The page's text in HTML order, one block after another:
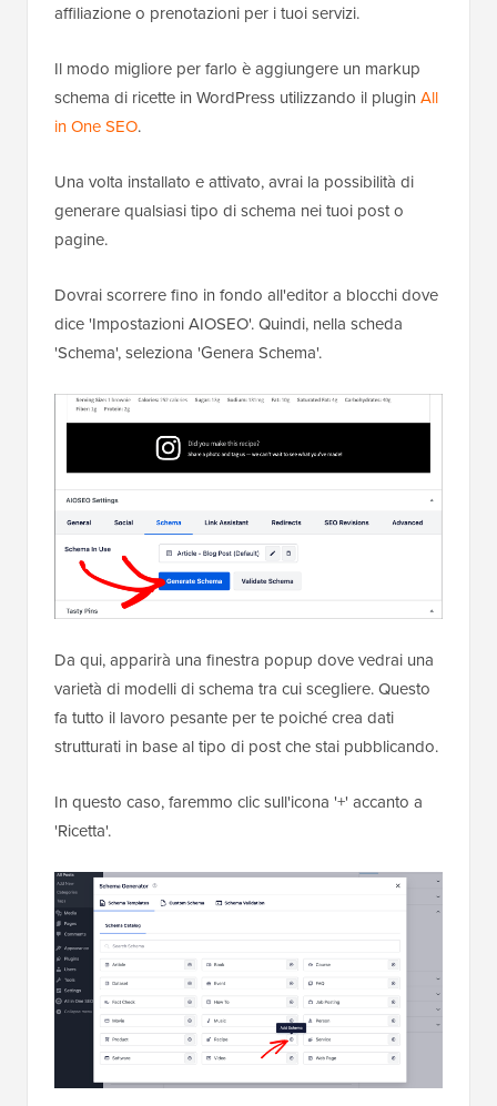
affiliazione o prenotazioni per i tuoi servizi.
Il modo migliore per farlo è aggiungere un markup
schema di ricette in WordPress utilizzando il plugin All
in One SEO.
Una volta installato e attivato, avrai la possibilità di
generare qualsiasi tipo di schema nei tuoi post o
pagine.
Dovrai scorrere fino in fondo all'editor a blocchi dove
dice 'Impostazioni AIOSEO'. Quindi, nella scheda
'Schema', seleziona 'Genera Schema'.
Da qui, apparirà una finestra popup dove vedrai una
varietà di modelli di schema tra cui scegliere. Questo
fa tutto il lavoro pesante per te poiché crea dati
strutturati in base al tipo di post che stai pubblicando.
In questo caso, faremmo clic sull'icona '+' accanto a
'Ricetta'.